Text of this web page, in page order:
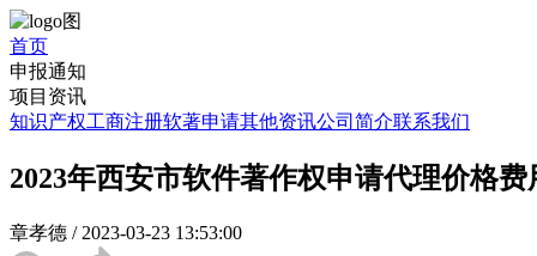
首页
申报通知
项目资讯
知识产权工商注册软著申请其他资讯公司简介联系我们
2023年西安市软件著作权申请代理价格
章孝德 / 2023-03-23 13:53:00